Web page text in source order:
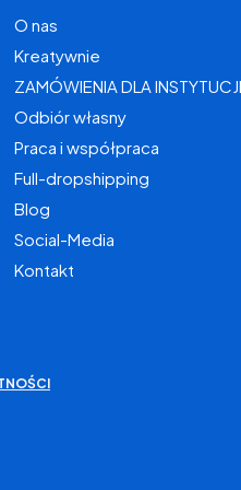
O nas
Kreatywnie
ZAMÓWIENIA DLA INSTYTUCJI
Odbiór własny
Praca i współpraca
Full-dropshipping
Blog
Social-Media
Kontakt